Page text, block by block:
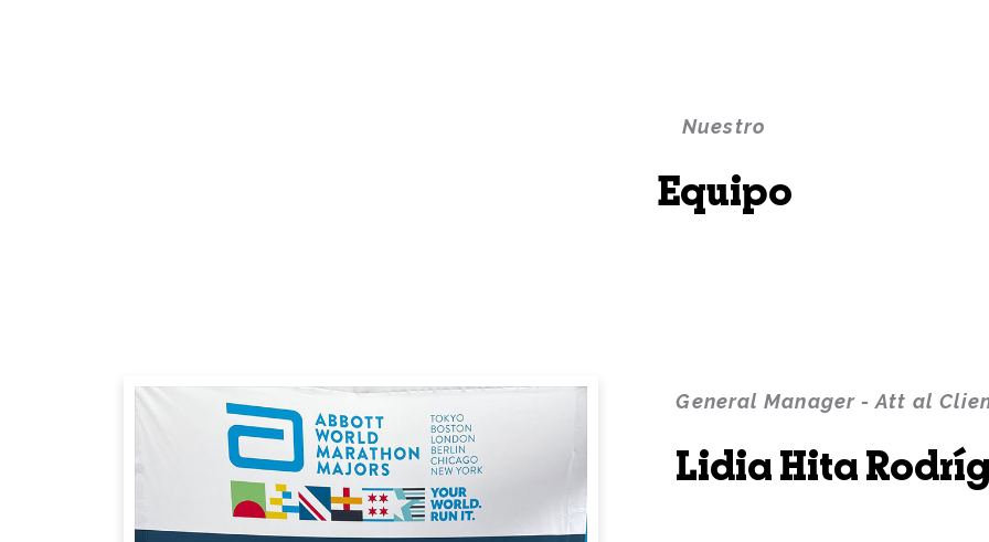
Nuestro
Equipo
General Manager - Att al
Lidia Hita